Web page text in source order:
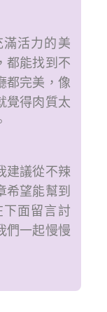
活力的美
都能找到不
都完美，像
覺得肉質太
建議從不辣
希望能幫到
面留言討
們一起慢慢